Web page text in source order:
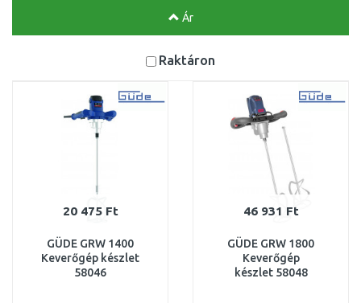
Ár
Raktáron
20 475 Ft
GÜDE GRW 1400
Keverőgép készlet
58046
46 931 Ft
GÜDE GRW 1800
Keverőgép
készlet 58048